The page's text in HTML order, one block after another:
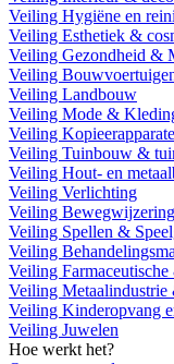
Veiling Hygiëne en
Veiling Esthetiek &
Veiling Gezondheid &
Veiling
Veiling Landbouw
Veiling Mode &
Veiling
Veiling Tuinbouw &
Veiling Hout- en
Veiling Verlichting
Veiling
Veiling Spellen &
Veiling
Veiling
Veiling Metaalindustrie
Veiling Kinderopvang
Veiling Juwelen
Hoe werkt het?